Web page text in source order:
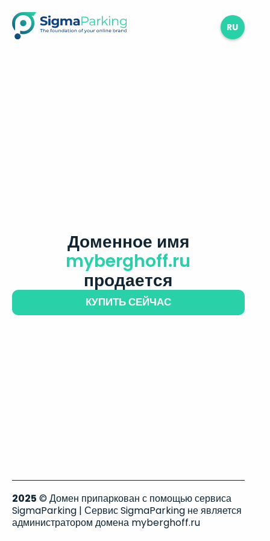
RU
Доменное имя
myberghoff.ru
продается
КУПИТЬ СЕЙЧАС
2025 © Домен припаркован с помощью сервиса
SigmaParking | Сервис SigmaParking не является
администратором домена myberghoff.ru